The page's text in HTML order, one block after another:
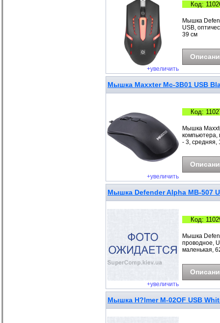
+увеличить
Код:
Мышка
USB,
39 см
Мышка Maxxter Mc-3B01 USB
+увеличить
Код:
Мышка
компьютера,
- 3, средняя,
Мышка Defender Alpha MB-507
+увеличить
Код:
Мышка
проводное,
маленькая,
Мышка H?lmer M-02OF USB